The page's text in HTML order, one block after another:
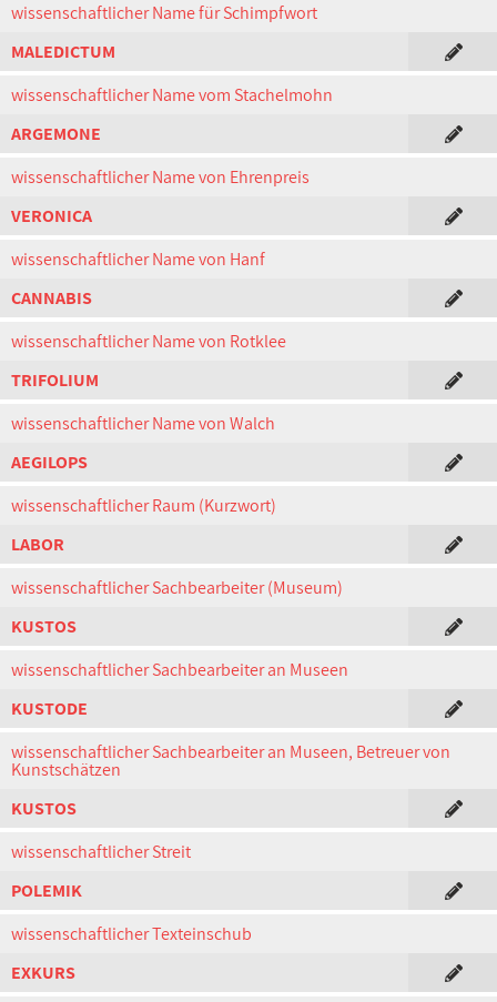
wissenschaftlicher Name für Schimpfwort
MALEDICTUM
wissenschaftlicher Name vom Stachelmohn
ARGEMONE
wissenschaftlicher Name von Ehrenpreis
VERONICA
wissenschaftlicher Name von Hanf
CANNABIS
wissenschaftlicher Name von Rotklee
TRIFOLIUM
wissenschaftlicher Name von Walch
AEGILOPS
wissenschaftlicher Raum (Kurzwort)
LABOR
wissenschaftlicher Sachbearbeiter (Museum)
KUSTOS
wissenschaftlicher Sachbearbeiter an Museen
KUSTODE
wissenschaftlicher Sachbearbeiter an Museen, Betreuer von
Kunstschätzen
KUSTOS
wissenschaftlicher Streit
POLEMIK
wissenschaftlicher Texteinschub
EXKURS